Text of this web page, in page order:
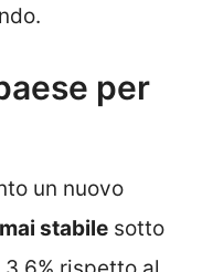
per
un nuovo
stabile sotto